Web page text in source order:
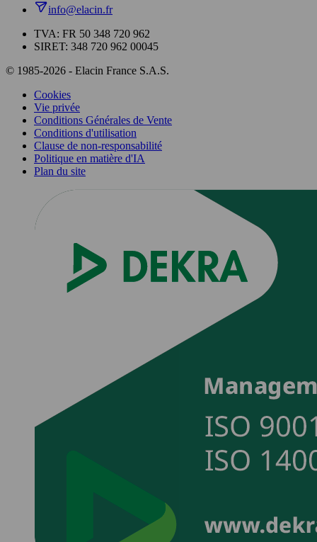
info@elacin.fr
TVA: FR 50 348 720 962
SIRET: 348 720 962 00045
© 1985-2026 - Elacin France S.A.S.
Cookies
Vie privée
Conditions Générales de Vente
Conditions d'utilisation
Clause de non-responsabilité
Politique en matière d'IA
Plan du site